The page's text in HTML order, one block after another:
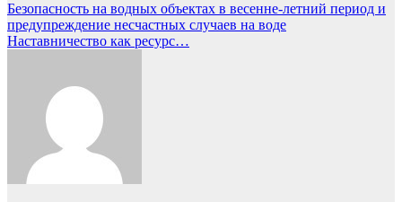
Безопасность на водных объектах в весенне-летний период и
предупреждение несчастных случаев на воде
Наставничество как ресурс…